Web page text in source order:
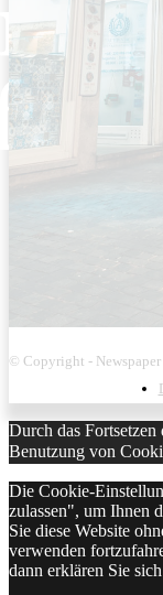
© Copyright - Newspaper
Durch das Fortsetzen
Benutzung von
Die Cookie-
zulassen", um Ihnen
Sie diese Website
verwenden
dann erklären Sie